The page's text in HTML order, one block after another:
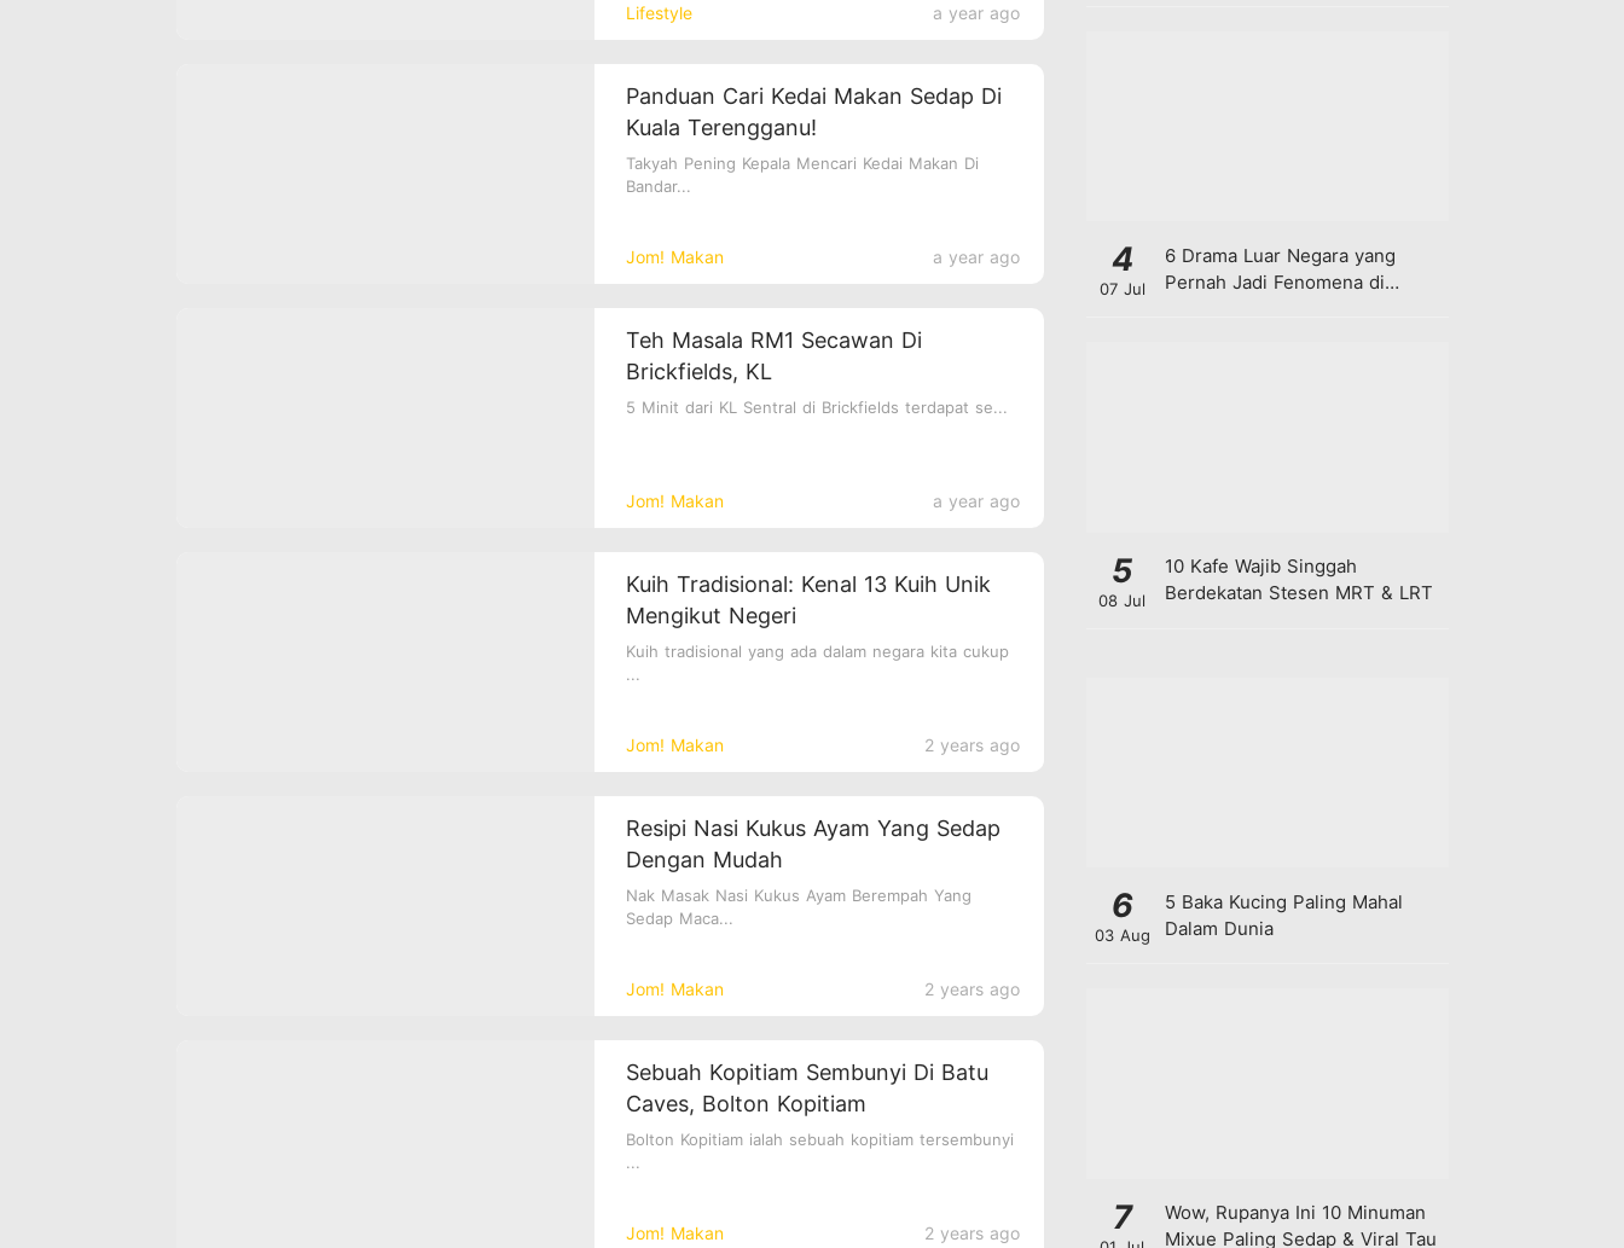
Lifestyle a year ago
Jom! Makan a year ago
Panduan Cari Kedai Makan Sedap Di
Kuala Terengganu!
Takyah Pening Kepala Mencari Kedai Makan Di
Bandar...
Jom! Makan a year ago
Teh Masala RM1 Secawan Di
Brickfields, KL
5 Minit dari KL Sentral di Brickfields terdapat se...
Jom! Makan 2 years ago
Kuih Tradisional: Kenal 13 Kuih Unik
Mengikut Negeri
Kuih tradisional yang ada dalam negara kita cukup
...
Jom! Makan 2 years ago
Resipi Nasi Kukus Ayam Yang Sedap
Dengan Mudah
Nak Masak Nasi Kukus Ayam Berempah Yang
Sedap Maca...
Jom! Makan 2 years ago
Sebuah Kopitiam Sembunyi Di Batu
Caves, Bolton Kopitiam
Bolton Kopitiam ialah sebuah kopitiam tersembunyi
...
4
07 Jul
6 Drama Luar Negara yang
Pernah Jadi Fenomena di
5
08 Jul
10 Kafe Wajib Singgah
Berdekatan Stesen MRT & LRT
6
03 Aug
5 Baka Kucing Paling Mahal
Dalam Dunia
7
Wow, Rupanya Ini 10 Minuman
Mixue Paling Sedap & Viral Tau